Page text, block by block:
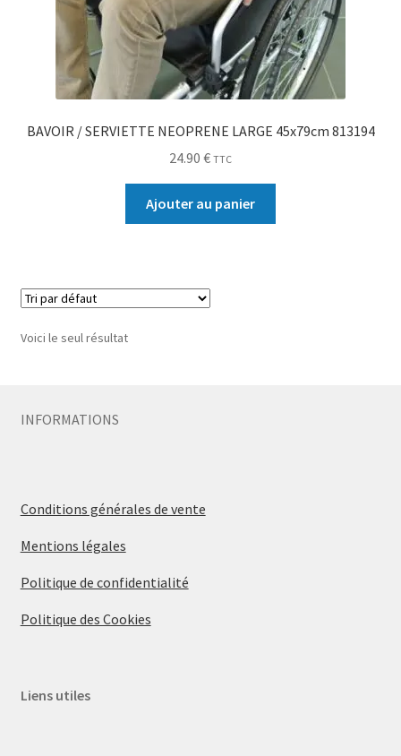
BAVOIR / SERVIETTE NEOPRENE LARGE 45x79cm 813194
24.90 € TTC
Ajouter au panier
Voici le seul résultat
INFORMATIONS
Conditions générales de vente
Mentions légales
Politique de confidentialité
Politique des Cookies
Liens utiles